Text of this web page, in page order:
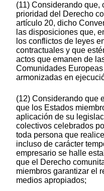
(11) Considerando que,
prioridad del Derecho
artículo 20, dicho
las disposiciones que,
los conflictos de leyes
contractuales y que
actos que emanen de
Comunidades
armonizadas en
(12) Considerando que
que los Estados
aplicación de su
colectivos celebrados
toda persona que
incluso de carácter
empresario se halle
que el Derecho
miembros garantizar el
medios apropiados;